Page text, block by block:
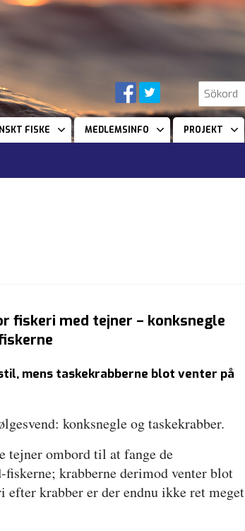
FISKE MEDLEMSINFO PROJEKT
fiskeri med tejner – konksnegle
mens taskekrabberne blot venter på
konksnegle og taskekrabber.
tejner ombord til at fange de
krabberne derimod venter blot
krabber er der endnu ikke ret meget